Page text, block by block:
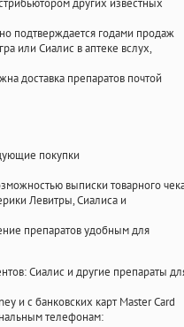
других известных
подтверждается годами продаж
или Сиалис в аптеке вслух,
доставка препаратов почтой
покупки
выписки товарного
Левитры, Сиалиса и
препаратов удобным для
Сиалис и другие препараты
и с банковских карт Master Card
телефонам: